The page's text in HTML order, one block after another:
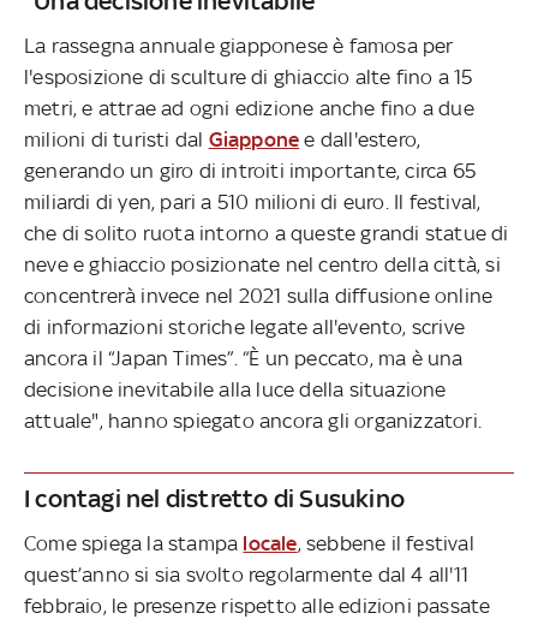
La rassegna annuale giapponese è famosa per
l'esposizione di sculture di ghiaccio alte fino a 15
metri, e attrae ad ogni edizione anche fino a due
milioni di turisti dal Giappone e dall'estero,
generando un giro di introiti importante, circa 65
miliardi di yen, pari a 510 milioni di euro. Il festival,
che di solito ruota intorno a queste grandi statue di
neve e ghiaccio posizionate nel centro della città, si
concentrerà invece nel 2021 sulla diffusione online
di informazioni storiche legate all'evento, scrive
ancora il “Japan Times”. “È un peccato, ma è una
decisione inevitabile alla luce della situazione
attuale", hanno spiegato ancora gli organizzatori.
I contagi nel distretto di Susukino
Come spiega la stampa locale, sebbene il festival
quest’anno si sia svolto regolarmente dal 4 all'11
febbraio, le presenze rispetto alle edizioni passate